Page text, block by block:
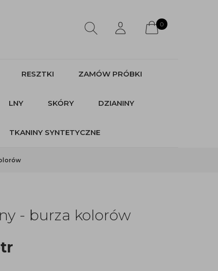
0
RESZTKI ZAMÓW PRÓBKI
LNY SKÓRY DZIANINY
TKANINY SYNTETYCZNE
- burza kolorów